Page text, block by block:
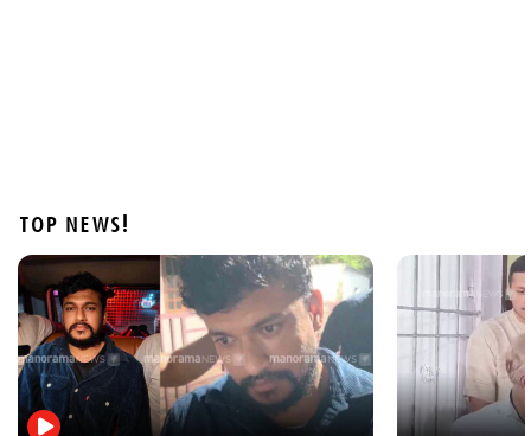
Latest
അർജുൻ ആയങ്കിയെ പൂട്ടാന്‍ പൊലീസ്; കാപ്പ
ചുമത്തും
2 hours ago
TOP NEWS!